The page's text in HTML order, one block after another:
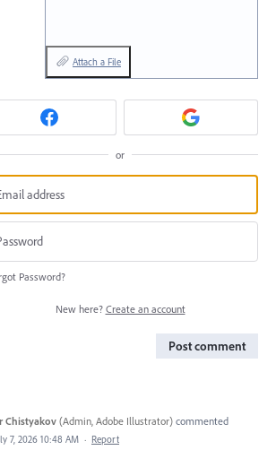
Attach a File
or
Password?
New here? Create an account
Post comment
Chistyakov (Admin, Adobe Illustrator) commented
7, 2026 10:48 AM · Report